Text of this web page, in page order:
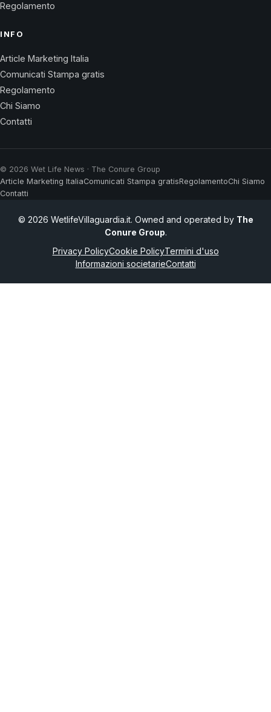
Regolamento
INFO
Article Marketing Italia
Comunicati Stampa gratis
Regolamento
Chi Siamo
Contatti
© 2026 Wet Life News · The Conure Group
Article Marketing ItaliaComunicati Stampa gratisRegolamentoChi Siamo
Contatti
© 2026 WetlifeVillaguardia.it. Owned and operated by The
Conure Group.
Privacy PolicyCookie PolicyTermini d'uso
Informazioni societarieContatti